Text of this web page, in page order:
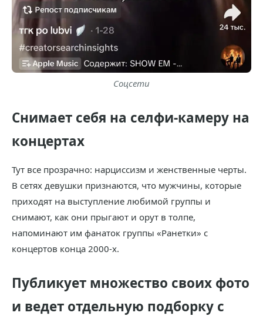
Соцсети
Снимает себя на селфи-камеру на
концертах
Тут все прозрачно: нарциссизм и женственные черты.
В сетях девушки признаются, что мужчины, которые
приходят на выступление любимой группы и
снимают, как они прыгают и орут в толпе,
напоминают им фанаток группы «Ранетки» с
концертов конца 2000-х.
Публикует множество своих фото
и ведет отдельную подборку с